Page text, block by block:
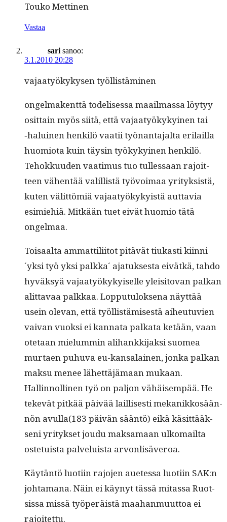
Touko Met­ti­nen
Vastaa
sari sanoo:
3.1.2010 20:28
vajaatyökyky­sen työllistäminen
ongel­mak­ent­tä todelises­sa maail­mas­sa löy­tyy
osit­tain myös siitä, että vajaatyökykyi­nen tai
‑haluinen henkilö vaatii työ­nan­ta­jal­ta eri­lail­la
huomio­ta kuin täysin työkykyi­nen henkilö.
Tehokku­u­den vaa­timus tuo tul­lessaan rajoit­
teen vähen­tää valil­listä työvoimaa yri­tyk­sistä,
kuten välit­tömiä vajaatyökyky­istä aut­tavia
esimiehiä. Mitkään tuet eivät huomio tätä
ongelmaa.
Toisaal­ta ammat­tili­itot pitävät tiukasti kiin­ni
´yksi työ yksi palk­ka´ ajatuk­ses­ta eivätkä, tah­do
hyväksyä vajaatyökykyiselle yleisi­to­van palkan
alit­tavaa palkkaa. Lop­putu­lok­se­na näyt­tää
usein ole­van, että työl­listämis­es­tä aiheutu­vien
vaivan vuok­si ei kan­na­ta palkata ketään, vaan
ote­taan mielum­min ali­hankki­jak­si suomea
mur­taen puhu­va eu-kansalainen, jon­ka palkan
mak­su menee lähet­täjä­maan mukaan.
Hallinnolli­nen työ on paljon vähäisem­pää. He
tekevät pitkää päivää lail­lis­es­ti mekanikkosään­
nön avulla(183 päivän sään­tö) eikä käsit­tääk­
seni yri­tyk­set joudu mak­samaan ulko­mail­ta
oste­tu­ista palveluista arvonlisäveroa.
Käytän­tö luoti­in rajo­jen auetes­sa luoti­in SAK:n
johta­mana. Näin ei käynyt tässä mitas­sa Ruot­
sis­sa mis­sä työperäistä maa­han­muut­toa ei
rajoitettu.